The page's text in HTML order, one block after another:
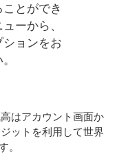
とができ
ーから、
ョンをお
はアカウント画面か
ットを利用して世界
。